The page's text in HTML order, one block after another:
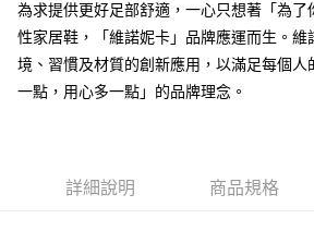
【關於「AFTEE先享後付」】
AFTEE先享後付是「在收到商品之後才付款」的
便利好安心！
１．簡單：不需註冊會員、不需綁卡、不需儲值。
２．便利：只要手機號碼，簡訊認證，即可結帳。
結帳頁面，進行簡訊認證並確認金額後，即可完成
付款後 全家取貨
為求提供更好足部舒適，一心只想著「為了
性家居鞋，「維諾妮卡」品牌應運而生。維
境、習慣及材質的創新應用，以滿足每個人
一點，用心多一點」的品牌理念。
詳細說明 商品規格